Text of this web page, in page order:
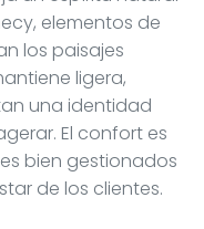
elementos de
los paisajes
ligera,
una identidad
El confort es
bien gestionados
de los clientes.